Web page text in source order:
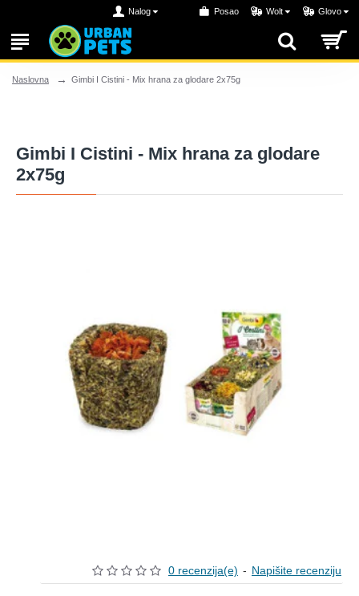
Nalog Posao Wolt Glovo
Naslovna Gimbi I Cistini - Mix hrana za glodare 2x75g
Gimbi I Cistini - Mix hrana za glodare
2x75g
0 recenzija(e) - Napišite recenziju